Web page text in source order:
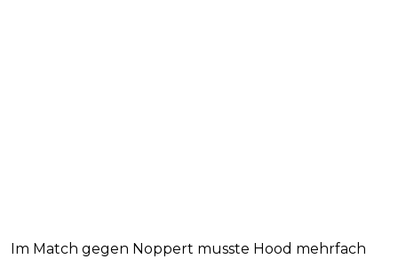
Im Match gegen Noppert musste Hood mehrfach